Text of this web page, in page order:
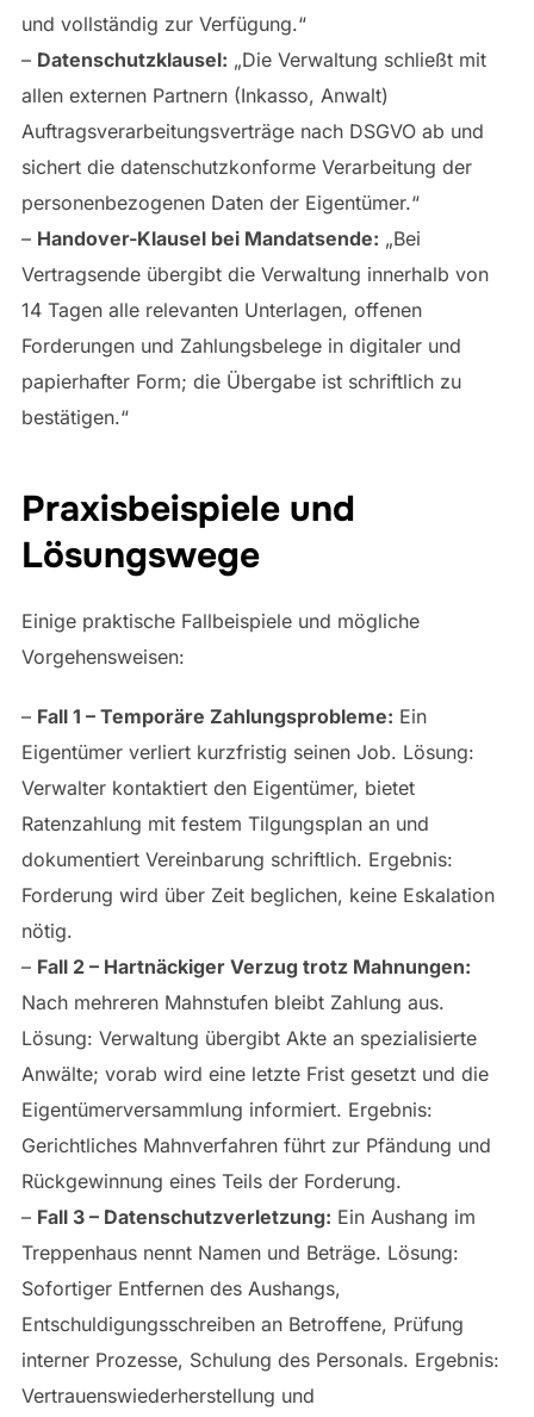
und vollständig zur Verfügung.“
– Datenschutzklausel: „Die Verwaltung schließt mit
allen externen Partnern (Inkasso, Anwalt)
Auftragsverarbeitungsverträge nach DSGVO ab und
sichert die datenschutzkonforme Verarbeitung der
personenbezogenen Daten der Eigentümer.“
– Handover-Klausel bei Mandatsende: „Bei
Vertragsende übergibt die Verwaltung innerhalb von
14 Tagen alle relevanten Unterlagen, offenen
Forderungen und Zahlungsbelege in digitaler und
papierhafter Form; die Übergabe ist schriftlich zu
bestätigen.“
Praxisbeispiele und
Lösungswege
Einige praktische Fallbeispiele und mögliche
Vorgehensweisen:
– Fall 1 – Temporäre Zahlungsprobleme: Ein
Eigentümer verliert kurzfristig seinen Job. Lösung:
Verwalter kontaktiert den Eigentümer, bietet
Ratenzahlung mit festem Tilgungsplan an und
dokumentiert Vereinbarung schriftlich. Ergebnis:
Forderung wird über Zeit beglichen, keine Eskalation
nötig.
– Fall 2 – Hartnäckiger Verzug trotz Mahnungen:
Nach mehreren Mahnstufen bleibt Zahlung aus.
Lösung: Verwaltung übergibt Akte an spezialisierte
Anwälte; vorab wird eine letzte Frist gesetzt und die
Eigentümerversammlung informiert. Ergebnis:
Gerichtliches Mahnverfahren führt zur Pfändung und
Rückgewinnung eines Teils der Forderung.
– Fall 3 – Datenschutzverletzung: Ein Aushang im
Treppenhaus nennt Namen und Beträge. Lösung:
Sofortiger Entfernen des Aushangs,
Entschuldigungsschreiben an Betroffene, Prüfung
interner Prozesse, Schulung des Personals. Ergebnis:
Vertrauenswiederherstellung und